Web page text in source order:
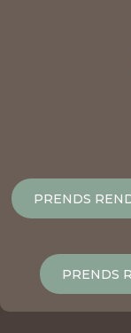
PRENDS
PRENDS